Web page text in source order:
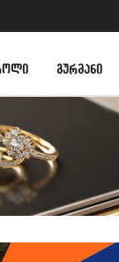
ᲒᲣᲠᲛᲐᲜᲘ